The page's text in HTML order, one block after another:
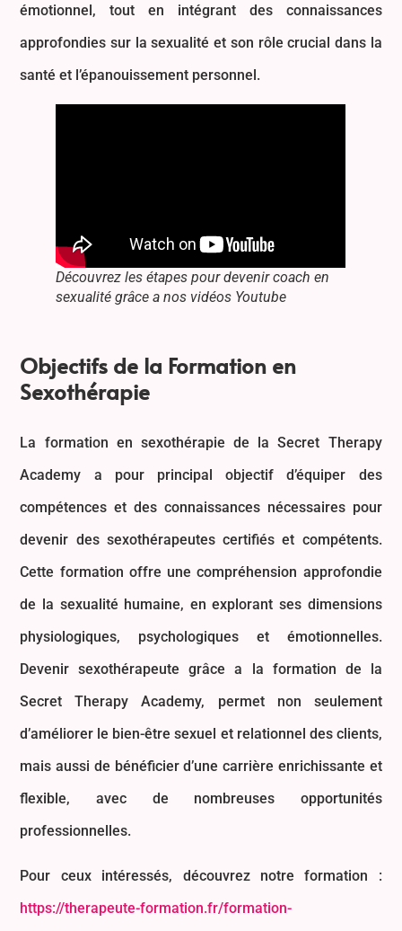
émotionnel, tout en intégrant des connaissances
approfondies sur la sexualité et son rôle crucial dans la
santé et l’épanouissement personnel.
Découvrez les étapes pour devenir coach en
sexualité grâce a nos vidéos Youtube
Objectifs de la Formation en
Sexothérapie
La formation en sexothérapie de la Secret Therapy
Academy a pour principal objectif d’équiper des
compétences et des connaissances nécessaires pour
devenir des sexothérapeutes certifiés et compétents.
Cette formation offre une compréhension approfondie
de la sexualité humaine, en explorant ses dimensions
physiologiques, psychologiques et émotionnelles.
Devenir sexothérapeute grâce a la formation de la
Secret Therapy Academy, permet non seulement
d’améliorer le bien-être sexuel et relationnel des clients,
mais aussi de bénéficier d’une carrière enrichissante et
flexible, avec de nombreuses opportunités
professionnelles.
Pour ceux intéressés, découvrez notre formation :
https://therapeute-formation.fr/formation-